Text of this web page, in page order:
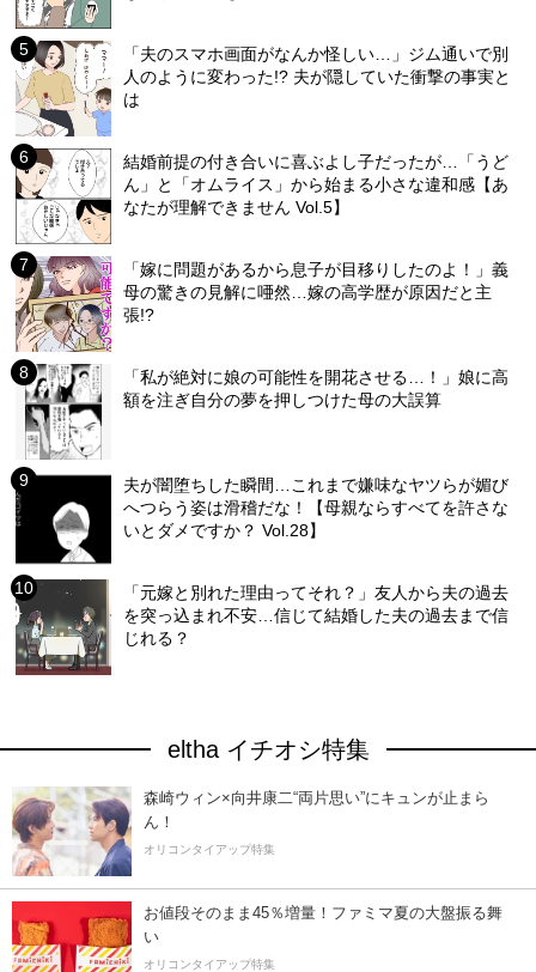
「夫のスマホ画面がなんか怪しい…」ジム通いで別
人のように変わった!? 夫が隠していた衝撃の事実と
は
結婚前提の付き合いに喜ぶよし子だったが…「うど
ん」と「オムライス」から始まる小さな違和感【あ
なたが理解できません Vol.5】
「嫁に問題があるから息子が目移りしたのよ！」義
母の驚きの見解に唖然…嫁の高学歴が原因だと主
張!?
「私が絶対に娘の可能性を開花させる…！」娘に高
額を注ぎ自分の夢を押しつけた母の大誤算
夫が闇堕ちした瞬間…これまで嫌味なヤツらが媚び
へつらう姿は滑稽だな！【母親ならすべてを許さな
いとダメですか？ Vol.28】
「元嫁と別れた理由ってそれ？」友人から夫の過去
を突っ込まれ不安…信じて結婚した夫の過去まで信
じれる？
eltha イチオシ特集
森崎ウィン×向井康二“両片思い”にキュンが止まら
ん！
オリコンタイアップ特集
お値段そのまま45％増量！ファミマ夏の大盤振る舞
い
オリコンタイアップ特集